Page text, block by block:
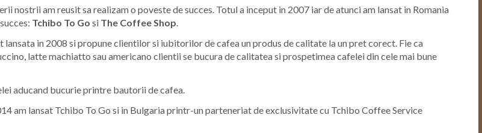
nostrii am reusit sa realizam o poveste de succes. Totul a inceput in 2007 iar de atunci am lansat in Romania
Tchibo To Go si The Coffee Shop
lansata in 2008 si propune clientilor si iubitorilor de cafea un produs de calitate la un pret corect. Fie ca
latte machiatto sau americano clientii se bucura de calitatea si prospetimea cafelei din cele mai bune
aducand bucurie printre bautorii de cafea.
am lansat Tchibo To Go si in Bulgaria printr-un parteneriat de exclusivitate cu Tchibo Coffee Service